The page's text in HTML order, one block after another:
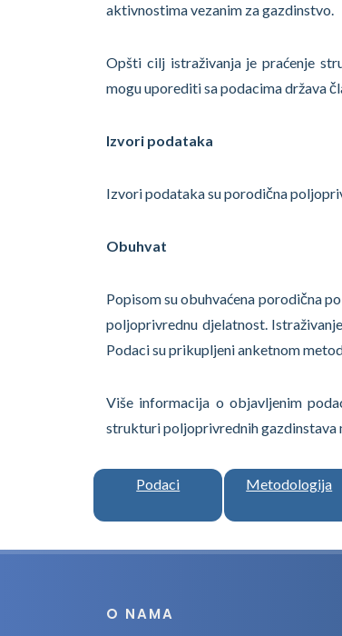
aktivnostima vezanim za gazdinstvo.
Opšti cilj istraživanja je praćenje
mogu uporediti sa podacima država
Izvori podataka
Izvori podataka su porodična
Obuhvat
Popisom su obuhvaćena porodična
poljoprivrednu djelatnost.
Podaci su prikupljeni anketnom
Više informacija o objavljenim
strukturi poljoprivrednih gazdinstava
Podaci Metodologija
O NAMA